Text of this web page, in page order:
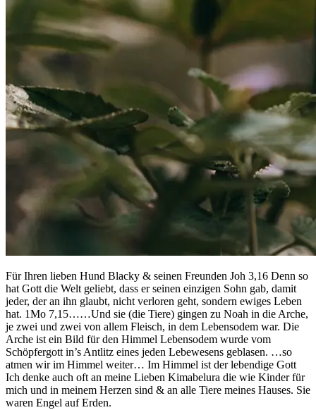
Für Ihren lieben Hund Blacky & seinen Freunden Joh 3,16 Denn so
hat Gott die Welt geliebt, dass er seinen einzigen Sohn gab, damit
jeder, der an ihn glaubt, nicht verloren geht, sondern ewiges Leben
hat. 1Mo 7,15……Und sie (die Tiere) gingen zu Noah in die Arche,
je zwei und zwei von allem Fleisch, in dem Lebensodem war. Die
Arche ist ein Bild für den Himmel Lebensodem wurde vom
Schöpfergott in’s Antlitz eines jeden Lebewesens geblasen. …so
atmen wir im Himmel weiter… Im Himmel ist der lebendige Gott
Ich denke auch oft an meine Lieben Kimabelura die wie Kinder für
mich und in meinem Herzen sind & an alle Tiere meines Hauses. Sie
waren Engel auf Erden.